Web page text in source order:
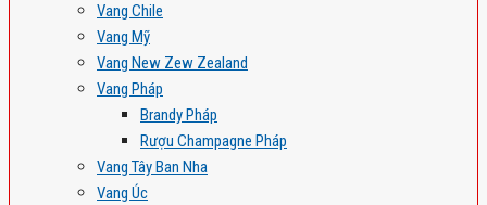
Vang Chile
Vang Mỹ
Vang New Zew Zealand
Vang Pháp
Brandy Pháp
Rượu Champagne Pháp
Vang Tây Ban Nha
Vang Úc